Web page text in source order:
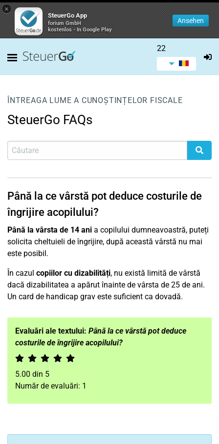
×
SteuerGo App
forium GmbH
kostenlos - In Google Play
Ansehen
22
ÎNTREAGA LUME A CUNOȘTINȚELOR FISCALE
SteuerGo FAQs
Până la ce vârstă pot deduce costurile de
îngrijire acopilului?
Până la vârsta de 14 ani a copilului dumneavoastră, puteți
solicita cheltuieli de îngrijire, după această vârstă nu mai
este posibil.
În cazul copiilor cu dizabilități, nu există limită de vârstă
dacă dizabilitatea a apărut înainte de vârsta de 25 de ani.
Un card de handicap grav este suficient ca dovadă.
Evaluări ale textului: Până la ce vârstă pot deduce
costurile de îngrijire acopilului?
5.00 din 5
Număr de evaluări: 1